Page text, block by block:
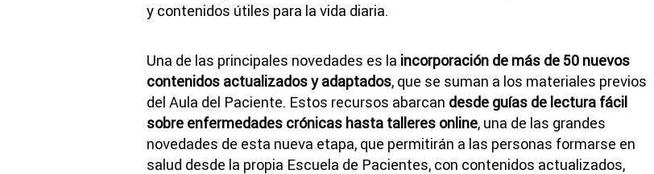
y contenidos útiles para la vida diaria.
Una de las principales novedades es la incorporación de más de 50 nuevos
contenidos actualizados y adaptados, que se suman a los materiales previos
del Aula del Paciente. Estos recursos abarcan desde guías de lectura fácil
sobre enfermedades crónicas hasta talleres online, una de las grandes
novedades de esta nueva etapa, que permitirán a las personas formarse en
salud desde la propia Escuela de Pacientes, con contenidos actualizados,